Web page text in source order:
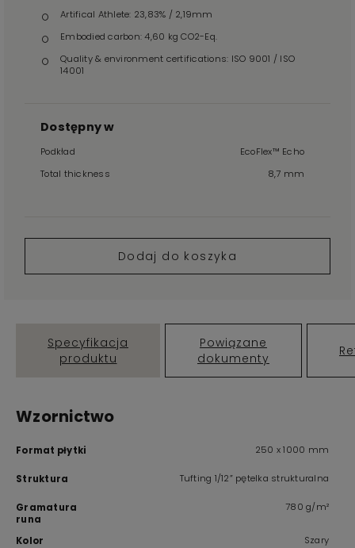
Artifical Athlete: 23,83% / 2,19mm
Embodied carbon: 4,60 kg CO2-Eq.
Quality & environment certifications: ISO 9001 / ISO
14001
Dostępny w
Podkład
EcoFlex™ Echo
Total thickness
8,7 mm
Dodaj do koszyka
Specyfikacja
produktu
Powiązane
dokumenty
Wzornictwo
Format płytki 250 x 1000 mm
Struktura Tufting 1/12” pętelka strukturalna
Gramatura
runa
780 g/m²
Kolor Szary